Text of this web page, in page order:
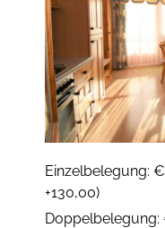
Einzelbelegung:
+130,00)
Doppelbelegung: